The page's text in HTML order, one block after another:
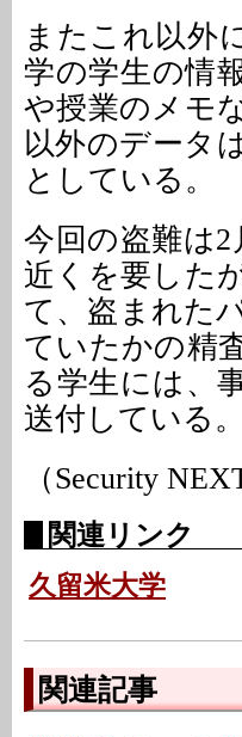
またこれ以外
学の学生の情
や授業のメモ
以外のデータ
としている。
今回の盗難は
近くを要した
て、盗まれた
ていたかの精
る学生には、
送付している。
（Security
関連リンク
久留米大学
関連記事